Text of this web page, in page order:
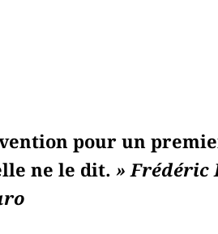
pour un
ne le dit. » Frédéric